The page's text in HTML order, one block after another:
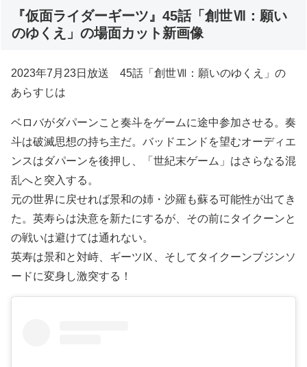
『仮面ライダーギーツ』45話「創世Ⅶ：願い
のゆくえ」の場面カット新画像
2023年7月23日放送 45話「創世Ⅶ：願いのゆくえ」の
あらすじは
ベロバがダパーンこと奏斗をゲームに途中参加させる。奏
斗は破滅思想の持ち主だ。バッドエンドを望むオーディエ
ンスはダパーンを後押し、「世紀末ゲーム」はさらなる混
乱へと突入する。
元の世界に戻せれば景和の姉・沙羅も蘇る可能性が出てき
た。英寿らは決意を新たにするが、その前にタイクーンと
の戦いは避けては通れない。
英寿は景和と対峙、ギーツⅨ、そしてタイクーンブジンソ
ードに変身し激突する！